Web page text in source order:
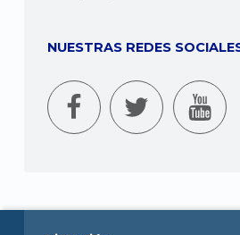
NUESTRAS REDES